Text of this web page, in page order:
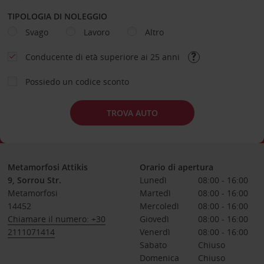
TIPOLOGIA DI NOLEGGIO
Svago
Lavoro Altro
Conducente di età superiore ai 25 anni
Possiedo un codice sconto
TROVA AUTO
Metamorfosi Attikis
9, Sorrou Str.
Metamorfosi
14452
Chiamare il numero: +30
2111071414
Orario di apertura
Lunedì
08:00 - 16:00
Martedì
08:00 - 16:00
Mercoledì
08:00 - 16:00
Giovedì
08:00 - 16:00
Venerdì
08:00 - 16:00
Sabato
Chiuso
Domenica
Chiuso